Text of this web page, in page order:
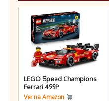
LEGO Speed Champions
Ferrari 499P
Ver na Amazon